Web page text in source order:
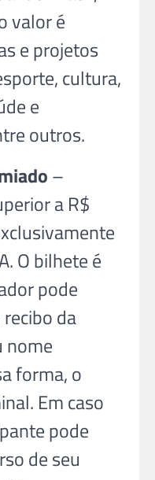
valor é
e projetos
cultura,
e
outros.
–
a R$
O bilhete é
pode
da
nome
forma, o
Em caso
pode
de seu